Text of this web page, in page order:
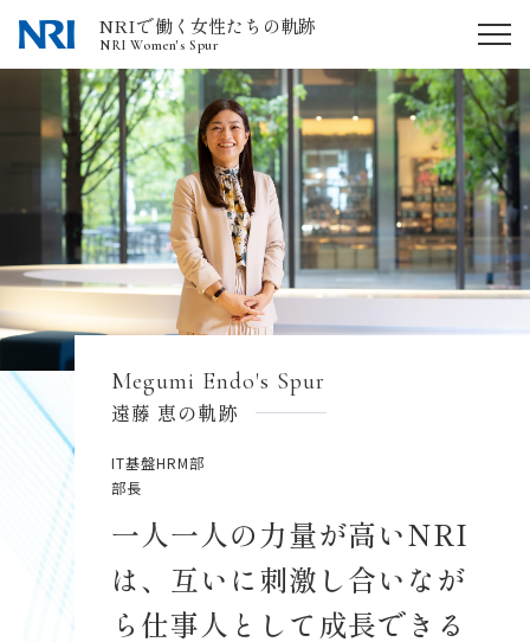
NRIで働く女性たちの軌跡
NRI Women's Spur
Megumi Endo's Spur
遠藤 恵の軌跡
IT基盤HRM部
部長
一人一人の力量が高いNRI
は、互いに刺激し合いなが
ら仕事人として成長できる